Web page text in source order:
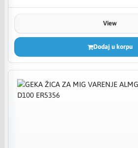
View
Dodaj u korpu